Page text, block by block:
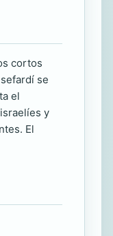
cortos
se
el
y
El